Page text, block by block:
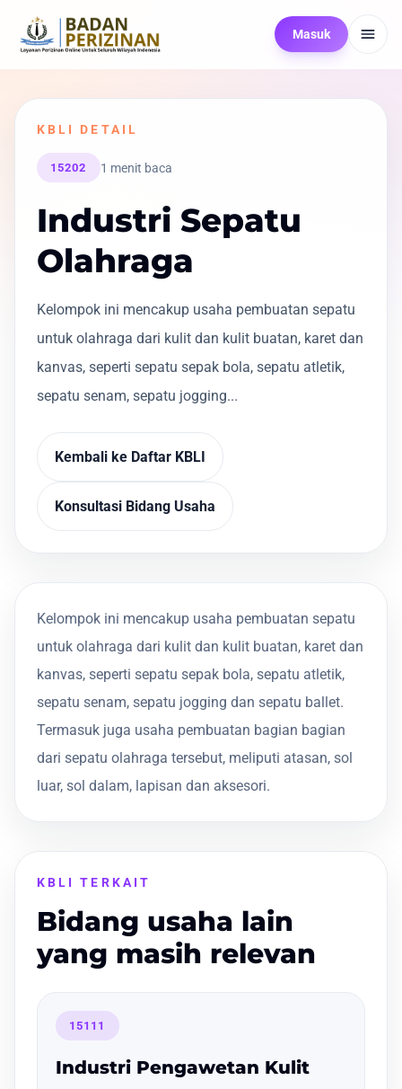
Masuk
KBLI DETAIL
15202 1 menit baca
Industri Sepatu
Olahraga
Kelompok ini mencakup usaha pembuatan sepatu
untuk olahraga dari kulit dan kulit buatan, karet dan
kanvas, seperti sepatu sepak bola, sepatu atletik,
sepatu senam, sepatu jogging...
Kembali ke Daftar KBLI
Konsultasi Bidang Usaha
Kelompok ini mencakup usaha pembuatan sepatu
untuk olahraga dari kulit dan kulit buatan, karet dan
kanvas, seperti sepatu sepak bola, sepatu atletik,
sepatu senam, sepatu jogging dan sepatu ballet.
Termasuk juga usaha pembuatan bagian bagian
dari sepatu olahraga tersebut, meliputi atasan, sol
luar, sol dalam, lapisan dan aksesori.
KBLI TERKAIT
Bidang usaha lain
yang masih relevan
15111
Industri Pengawetan Kulit